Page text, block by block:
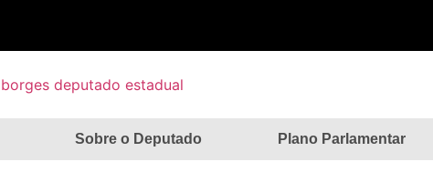
Sobre o Deputado Plano Parlamentar